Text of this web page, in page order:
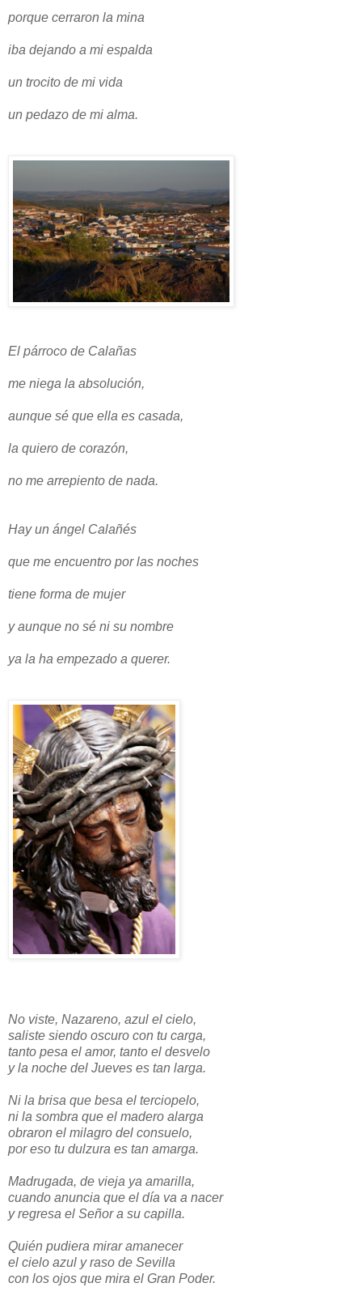
porque cerraron la mina
iba dejando a mi espalda
un trocito de mi vida
un pedazo de mi alma.
El párroco de Calañas
me niega la absolución,
aunque sé que ella es casada,
la quiero de corazón,
no me arrepiento de nada.
Hay un ángel Calañés
que me encuentro por las noches
tiene forma de mujer
y aunque no sé ni su nombre
ya la ha empezado a querer.
No viste, Nazareno, azul el cielo,
saliste siendo oscuro con tu carga,
tanto pesa el amor, tanto el desvelo
y la noche del Jueves es tan larga.
Ni la brisa que besa el terciopelo,
ni la sombra que el madero alarga
obraron el milagro del consuelo,
por eso tu dulzura es tan amarga.
Madrugada, de vieja ya amarilla,
cuando anuncia que el día va a nacer
y regresa el Señor a su capilla.
Quién pudiera mirar amanecer
el cielo azul y raso de Sevilla
con los ojos que mira el Gran Poder.